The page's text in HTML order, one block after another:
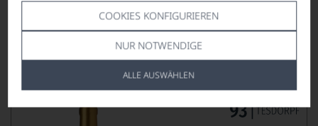
COOKIES KONFIGURIEREN
NUR NOTWENDIGE
ALLE AUSWÄHLEN
Excluído Douro
VAN ZELLERS & CO